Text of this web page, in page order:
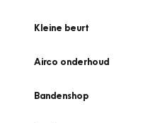
Kleine beurt
Airco onderhoud
Bandenshop